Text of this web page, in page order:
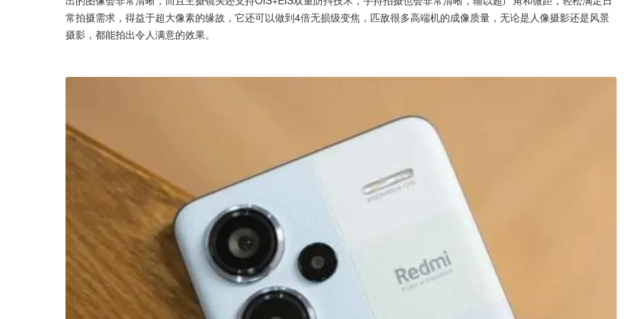
常拍摄需求，得益于超大像素的缘故，它还可以做到4倍无损级变焦，匹敌很多高端机的成像质量，无论是人像摄影还是风景
摄影，都能拍出令人满意的效果。